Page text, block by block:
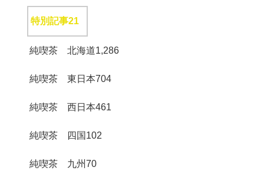
特別記事21
純喫茶 北海道1,286
純喫茶 東日本704
純喫茶 西日本461
純喫茶 四国 102
純喫茶 九州 70